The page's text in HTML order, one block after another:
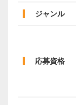
ジャンル
応募資格